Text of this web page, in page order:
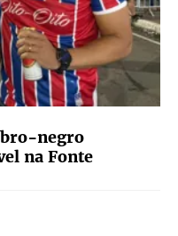
negro
na Fonte